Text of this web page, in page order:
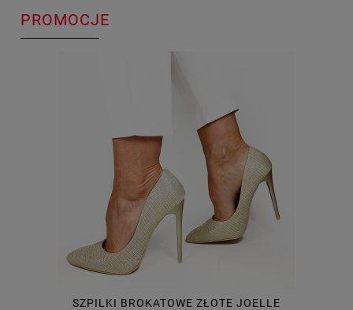
PROMOCJE
SZPILKI BROKATOWE ZŁOTE JOELLE